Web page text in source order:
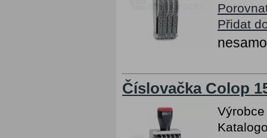
Přidat
Číslovačka Colop